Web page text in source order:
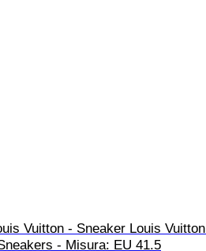
Vuitton - Sneaker Louis Vuitton
- Misura: EU 41.5